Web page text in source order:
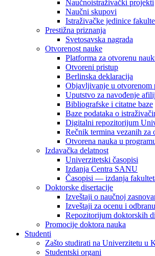
Naučnoistraživački projekti
Naučni skupovi
Istraživačke jedinice
Prestižna priznanja
Svetosavska nagrada
Otvorenost nauke
Platforma za otvorenu
Otvoreni pristup
Berlinska deklaracija
Objavljivanje u otvorenom
Uputstvo za navođenje
Bibliografske i citatne baze
Baze podataka o
Digitalni repozitorijum
Rečnik termina vezanih za
Otvorena nauka u
Izdavačka delatnost
Univerzitetski časopisi
Izdanja Centra SANU
Časopisi — izdanja
Doktorske disertacije
Izveštaji o naučnoj
Izveštaji za ocenu i
Repozitorijum doktorskih
Promocije doktora nauka
Studenti
Zašto studirati na Univerzitetu u
Studentski organi